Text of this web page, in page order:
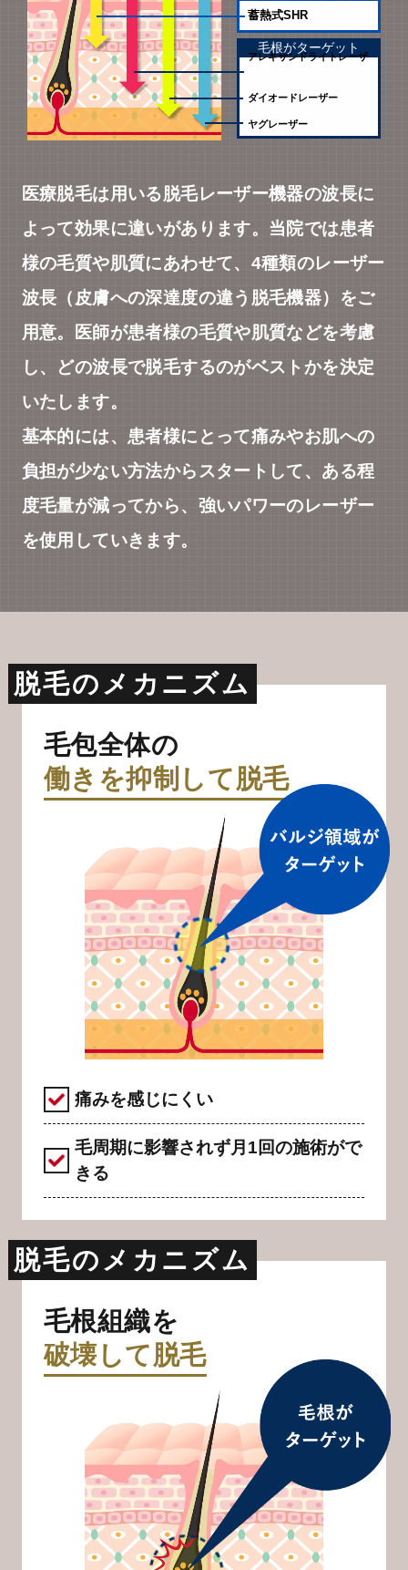
医療脱毛は用いる脱毛レーザー機器の波長に
よって効果に違いがあります。当院では患者
様の毛質や肌質にあわせて、4種類のレーザー
波長（皮膚への深達度の違う脱毛機器）をご
用意。医師が患者様の毛質や肌質などを考慮
し、どの波長で脱毛するのがベストかを決定
いたします。
基本的には、患者様にとって痛みやお肌への
負担が少ない方法からスタートして、ある程
度毛量が減ってから、強いパワーのレーザー
を使用していきます。
蓄熱式SHR
毛根がターゲット
アレキサンドライトレーザ
ダイオードレーザー
ヤグレーザー
脱毛のメカニズム
毛包全体の
働きを抑制して脱毛
痛みを感じにくい
毛周期に影響されず月1回の施術がで
きる
脱毛のメカニズム
毛根組織を
破壊して脱毛